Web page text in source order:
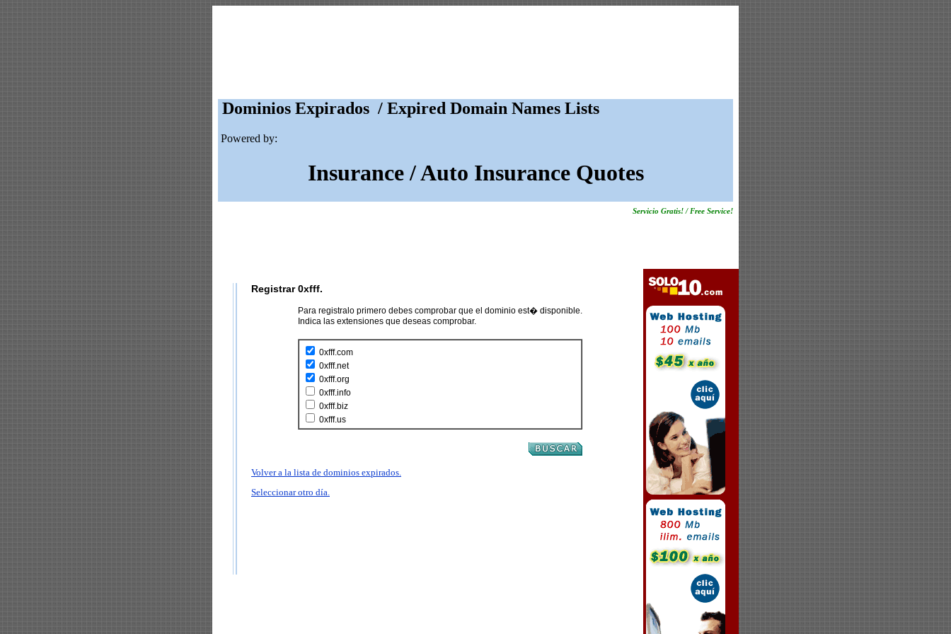
Dominios Expirados / Expired Domain Names Lists
Powered by:
Insurance / Auto Insurance Quotes
Servicio Gratis! / Free Service!
Registrar 0xfff.
Para registralo primero debes comprobar que el dominio est� disponible.
Indica las extensiones que deseas comprobar.
0xfff.com
0xfff.net
0xfff.org
0xfff.info
0xfff.biz
0xfff.us
Volver a la lista de dominios expirados.
Seleccionar otro día.